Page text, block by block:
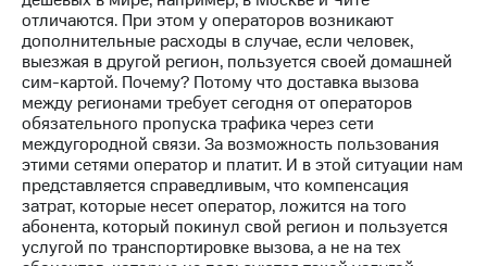
отличаются. При этом у операторов возникают
дополнительные расходы в случае, если человек,
выезжая в другой регион, пользуется своей домашней
сим-картой. Почему? Потому что доставка вызова
между регионами требует сегодня от операторов
обязательного пропуска трафика через сети
междугородной связи. За возможность пользования
этими сетями оператор и платит. И в этой ситуации нам
представляется справедливым, что компенсация
затрат, которые несет оператор, ложится на того
абонента, который покинул свой регион и пользуется
услугой по транспортировке вызова, а не на тех